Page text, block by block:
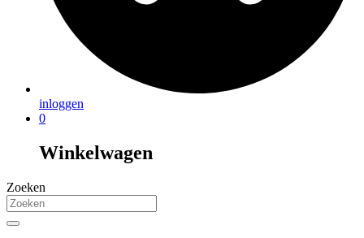
inloggen
0
Winkelwagen
Zoeken